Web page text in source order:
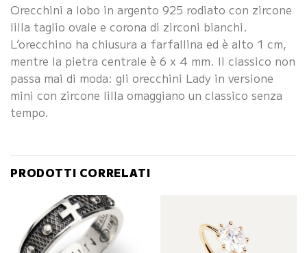
Orecchini a lobo in argento 925 rodiato con zircone
lilla taglio ovale e corona di zirconi bianchi.
L’orecchino ha chiusura a farfallina ed è alto 1 cm,
mentre la pietra centrale è 6 x 4 mm. Il classico non
passa mai di moda: gli orecchini Lady in versione
mini con zircone lilla omaggiano un classico senza
tempo.
PRODOTTI CORRELATI